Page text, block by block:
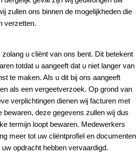
zullen ons binnen de mogelijkheden die
verzetten.
u cliënt van ons bent. Dit betekent
totdat u aangeeft dat u niet langer van
te maken. Als u dit bij ons aangeeft
als een vergeetverzoek. Op grond van
verplichtingen dienen wij facturen met
bewaren, deze gegevens zullen wij dus
termijn loopt bewaren. Medewerkers
meer tot uw cliëntprofiel en documenten
opdracht hebben vervaardigd.